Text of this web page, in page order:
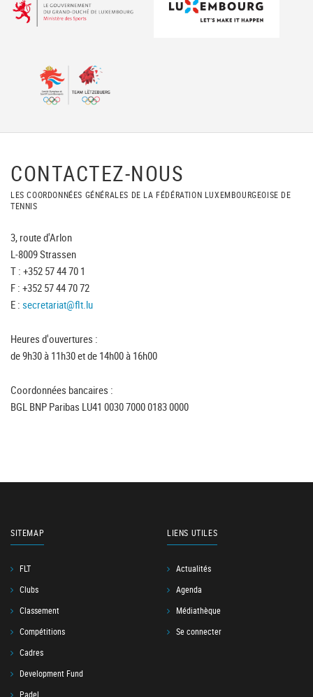
CONTACTEZ-NOUS
LES COORDONNÉES GÉNÉRALES DE LA FÉDÉRATION LUXEMBOURGEOISE DE
TENNIS
3, route d'Arlon
L-8009 Strassen
T : +352 57 44 70 1
F : +352 57 44 70 72
E : secretariat@flt.lu
Heures d'ouvertures :
de 9h30 à 11h30 et de 14h00 à 16h00
Coordonnées bancaires :
BGL BNP Paribas LU41 0030 7000 0183 0000
SITEMAP
FLT
Clubs
Classement
Compétitions
Cadres
Development Fund
Padel
LIENS UTILES
Actualités
Agenda
Médiathèque
Se connecter